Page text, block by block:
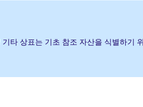
타 상표는 기초 참조 자산을 식별하기